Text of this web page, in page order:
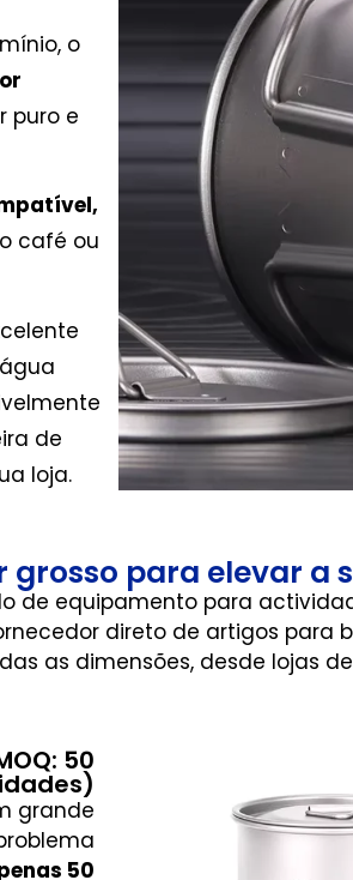
o
puro e
café ou
de
loja.
grosso para elevar a
equipamento para
direto de artigos para
as dimensões, desde lojas
50
grande
50